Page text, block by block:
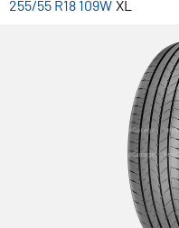
255/55 R18 109W XL